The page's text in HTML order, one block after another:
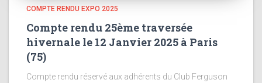
COMPTE RENDU EXPO 2025
Compte rendu 25ème traversée
hivernale le 12 Janvier 2025 à Paris
(75)
Compte rendu réservé aux adhérents du Club Ferguson